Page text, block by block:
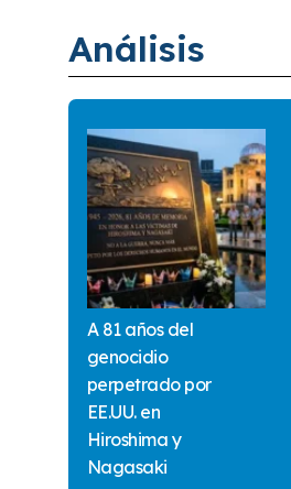
Análisis
A 81 años del
genocidio
perpetrado por
EE.UU. en
Hiroshima y
Nagasaki